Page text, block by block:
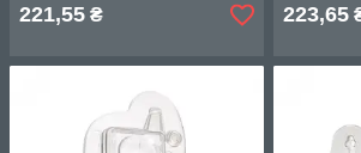
221,55 ₴ 223,65